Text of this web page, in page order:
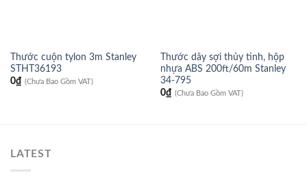
Thước cuộn tylon 3m Stanley
STHT36193
0₫ (Chưa Bao Gồm VAT)
Thước dây sợi thủy tinh, hộp
nhựa ABS 200ft/60m Stanley
34-795
0₫ (Chưa Bao Gồm VAT)
LATEST